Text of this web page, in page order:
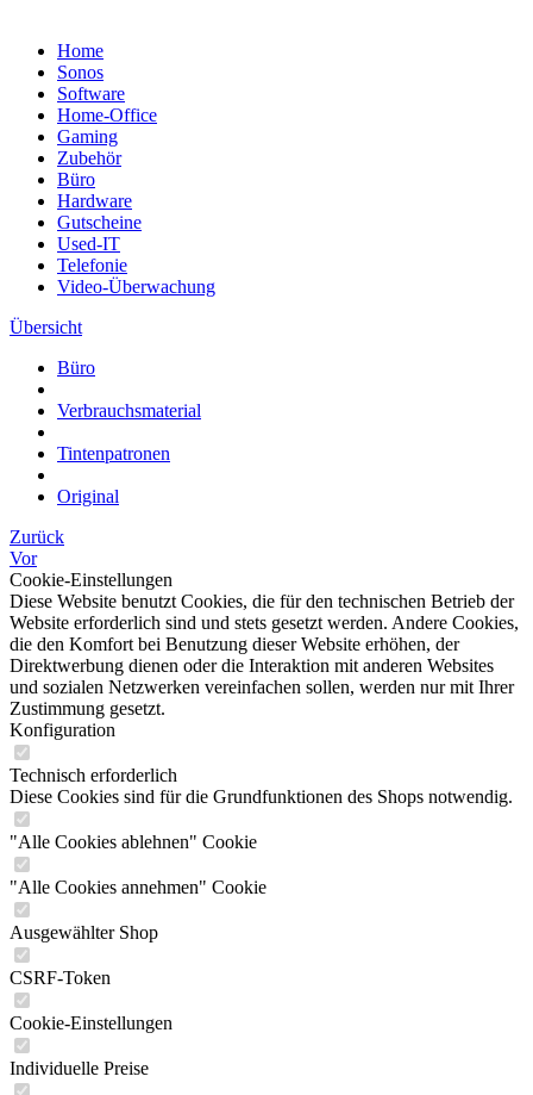
Home
Sonos
Software
Home-Office
Gaming
Zubehör
Büro
Hardware
Gutscheine
Used-IT
Telefonie
Video-Überwachung
Übersicht
Büro
Verbrauchsmaterial
Tintenpatronen
Original
Zurück
Vor
Cookie-Einstellungen
Diese Website benutzt Cookies, die für den technischen Betrieb der
Website erforderlich sind und stets gesetzt werden. Andere Cookies,
die den Komfort bei Benutzung dieser Website erhöhen, der
Direktwerbung dienen oder die Interaktion mit anderen Websites
und sozialen Netzwerken vereinfachen sollen, werden nur mit Ihrer
Zustimmung gesetzt.
Konfiguration
Technisch erforderlich
Diese Cookies sind für die Grundfunktionen des Shops notwendig.
"Alle Cookies ablehnen" Cookie
"Alle Cookies annehmen" Cookie
Ausgewählter Shop
CSRF-Token
Cookie-Einstellungen
Individuelle Preise